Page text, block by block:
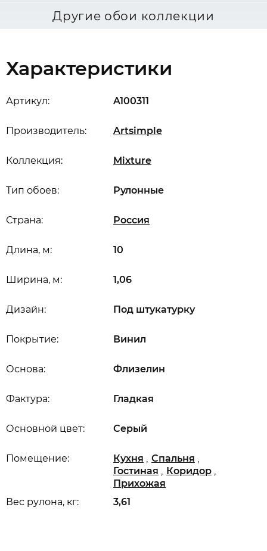
Другие обои коллекции
Характеристики
Артикул: A100311
Производитель: Artsimple
Коллекция: Mixture
Длина, м: 10
Ширина, м: 1,06
Вес рулона, кг: 3,61
Основной цвет: Серый
Дизайн: Под штукатурку
Основа: Флизелин
Покрытие: Винил
Помещение: Кухня , Спальня ,
Гостиная , Коридор ,
Прихожая
Страна: Россия
Тип обоев: Рулонные
Фактура: Гладкая